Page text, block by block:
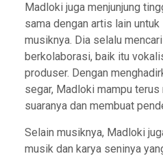
Madloki juga menjunjung
sama dengan artis lain
musiknya. Dia selalu
berkolaborasi, baik itu
produser. Dengan
segar, Madloki mampu terus
suaranya dan membuat
Selain musiknya, Madloki
musik dan karya seninya